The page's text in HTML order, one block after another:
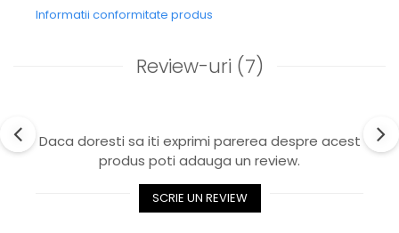
Informatii conformitate produs
Review-uri (7)
Daca doresti sa iti exprimi parerea despre acest
produs poti adauga un review.
SCRIE UN REVIEW